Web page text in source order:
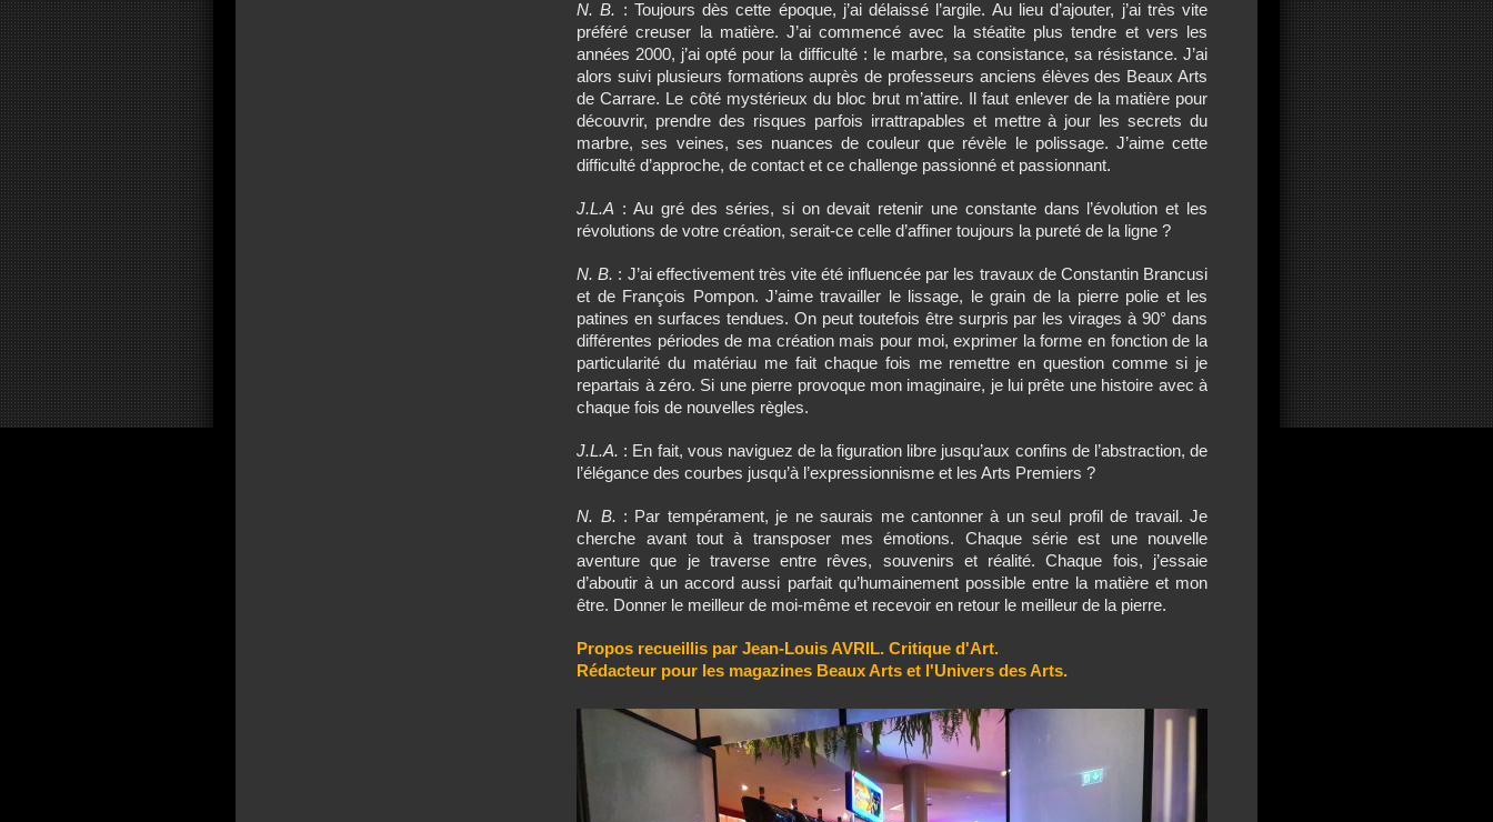
N. B. : Toujours dès cette époque, j’ai délaissé l’argile. Au lieu d’ajouter, j’ai très vite
préféré creuser la matière. J’ai commencé avec la stéatite plus tendre et vers les
années 2000, j’ai opté pour la difficulté : le marbre, sa consistance, sa résistance. J’ai
alors suivi plusieurs formations auprès de professeurs anciens élèves des Beaux Arts
de Carrare. Le côté mystérieux du bloc brut m’attire. Il faut enlever de la matière pour
découvrir, prendre des risques parfois irrattrapables et mettre à jour les secrets du
marbre, ses veines, ses nuances de couleur que révèle le polissage. J’aime cette
difficulté d’approche, de contact et ce challenge passionné et passionnant.
J.L.A : Au gré des séries, si on devait retenir une constante dans l’évolution et les
révolutions de votre création, serait-ce celle d’affiner toujours la pureté de la ligne ?
N. B. : J’ai effectivement très vite été influencée par les travaux de Constantin Brancusi
et de François Pompon. J’aime travailler le lissage, le grain de la pierre polie et les
patines en surfaces tendues. On peut toutefois être surpris par les virages à 90° dans
différentes périodes de ma création mais pour moi, exprimer la forme en fonction de la
particularité du matériau me fait chaque fois me remettre en question comme si je
repartais à zéro. Si une pierre provoque mon imaginaire, je lui prête une histoire avec à
chaque fois de nouvelles règles.
J.L.A. : En fait, vous naviguez de la figuration libre jusqu’aux confins de l’abstraction, de
l’élégance des courbes jusqu’à l’expressionnisme et les Arts Premiers ?
N. B. : Par tempérament, je ne saurais me cantonner à un seul profil de travail. Je
cherche avant tout à transposer mes émotions. Chaque série est une nouvelle
aventure que je traverse entre rêves, souvenirs et réalité. Chaque fois, j’essaie
d’aboutir à un accord aussi parfait qu’humainement possible entre la matière et mon
être. Donner le meilleur de moi-même et recevoir en retour le meilleur de la pierre.
Propos recueillis par Jean-Louis AVRIL. Critique d'Art.
Rédacteur pour les magazines Beaux Arts et l'Univers des Arts.